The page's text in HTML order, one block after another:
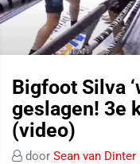
Bigfoot Silva
geslagen! 3e
(video)
door Sean van Dinter